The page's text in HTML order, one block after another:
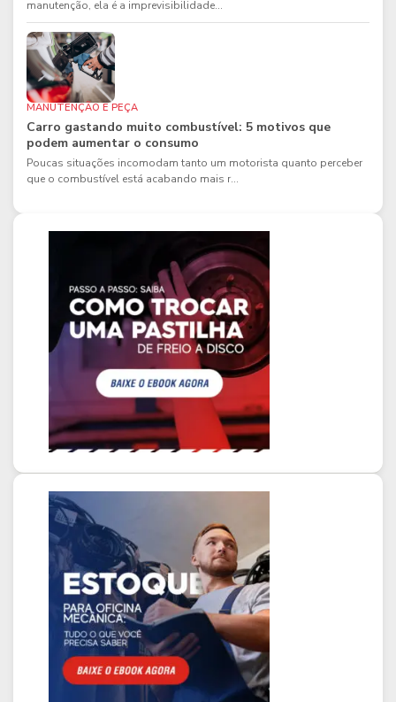
manutenção, ela é a imprevisibilidade...
MANUTENÇÃO E PEÇA
Carro gastando muito combustível: 5 motivos que
podem aumentar o consumo
Poucas situações incomodam tanto um motorista quanto perceber
que o combustível está acabando mais r...